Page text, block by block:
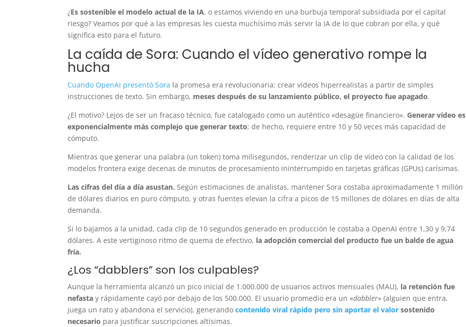
¿Es sostenible el modelo actual de la IA, o estamos viviendo en una burbuja temporal subsidiada por el capital
riesgo? Veamos por qué a las empresas les cuesta muchísimo más servir la IA de lo que cobran por ella, y qué
significa esto para el futuro.
La caída de Sora: Cuando el vídeo generativo rompe la
hucha
Cuando OpenAI presentó Sora la promesa era revolucionaria: crear vídeos hiperrealistas a partir de simples
instrucciones de texto. Sin embargo, meses después de su lanzamiento público, el proyecto fue apagado.
¿El motivo? Lejos de ser un fracaso técnico, fue catalogado como un auténtico «desagüe financiero». Generar vídeo es
exponencialmente más complejo que generar texto; de hecho, requiere entre 10 y 50 veces más capacidad de
cómputo.
Mientras que generar una palabra (un token) toma milisegundos, renderizar un clip de vídeo con la calidad de los
modelos frontera exige decenas de minutos de procesamiento ininterrumpido en tarjetas gráficas (GPUs) carísimas.
Las cifras del día a día asustan.Según estimaciones de analistas, mantener Sora costaba aproximadamente 1 millón
de dólares diarios en puro cómputo, y otras fuentes elevan la cifra a picos de 15 millones de dólares en días de alta
demanda.
Si lo bajamos a la unidad, cada clip de 10 segundos generado en producción le costaba a OpenAI entre 1,30 y 9,74
dólares. A este vertiginoso ritmo de quema de efectivo, la adopción comercial del producto fue un balde de agua
fría.
¿Los “dabblers” son los culpables?
Aunque la herramienta alcanzó un pico inicial de 1.000.000 de usuarios activos mensuales (MAU), la retención fue
nefasta y rápidamente cayó por debajo de los 500.000. El usuario promedio era un «dabbler» (alguien que entra,
juega un rato y abandona el servicio), generandocontenido viral rápido pero sin aportar el valor sostenido
necesario para justificar suscripciones altísimas.